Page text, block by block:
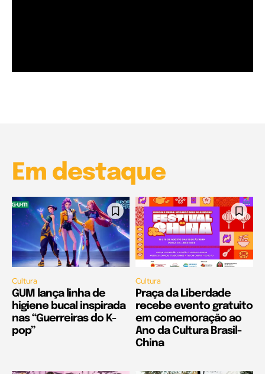
Em destaque
Cultura
GUM lança linha de
higiene bucal inspirada
nas “Guerreiras do K-
pop”
Cultura
Praça da Liberdade
recebe evento gratuito
em comemoração ao
Ano da Cultura Brasil-
China